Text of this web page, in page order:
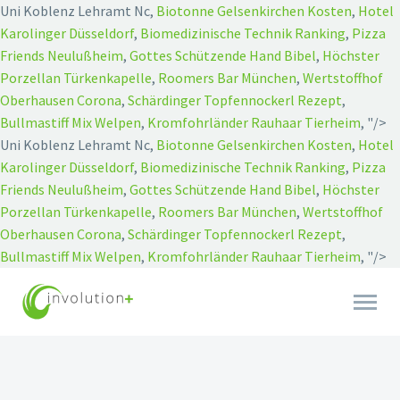
Uni Koblenz Lehramt Nc, Biotonne Gelsenkirchen Kosten, Hotel
Karolinger Düsseldorf, Biomedizinische Technik Ranking, Pizza
Friends Neulußheim, Gottes Schützende Hand Bibel, Höchster
Porzellan Türkenkapelle, Roomers Bar München, Wertstoffhof
Oberhausen Corona, Schärdinger Topfennockerl Rezept,
Bullmastiff Mix Welpen, Kromfohrländer Rauhaar Tierheim, "/>
Uni Koblenz Lehramt Nc, Biotonne Gelsenkirchen Kosten, Hotel
Karolinger Düsseldorf, Biomedizinische Technik Ranking, Pizza
Friends Neulußheim, Gottes Schützende Hand Bibel, Höchster
Porzellan Türkenkapelle, Roomers Bar München, Wertstoffhof
Oberhausen Corona, Schärdinger Topfennockerl Rezept,
Bullmastiff Mix Welpen, Kromfohrländer Rauhaar Tierheim, "/>